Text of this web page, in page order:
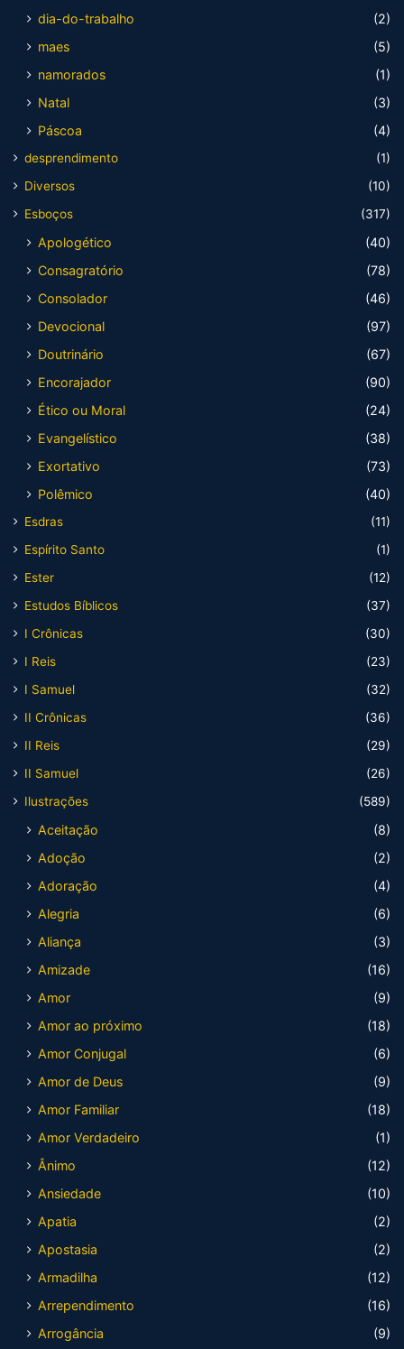
dia-do-trabalho
(2)
maes
(5)
namorados
(1)
Natal
(3)
Páscoa
(4)
desprendimento
(1)
Diversos
(10)
Esboços
(317)
Apologético
(40)
Consagratório
(78)
Consolador
(46)
Devocional
(97)
Doutrinário
(67)
Encorajador
(90)
Ético ou Moral
(24)
Evangelístico
(38)
Exortativo
(73)
Polêmico
(40)
Esdras
(11)
Espírito Santo
(1)
Ester
(12)
Estudos Bíblicos
(37)
I Crônicas
(30)
I Reis
(23)
I Samuel
(32)
II Crônicas
(36)
II Reis
(29)
II Samuel
(26)
Ilustrações
(589)
Aceitação
(8)
Adoção
(2)
Adoração
(4)
Alegria
(6)
Aliança
(3)
Amizade
(16)
Amor
(9)
Amor ao próximo
(18)
Amor Conjugal
(6)
Amor de Deus
(9)
Amor Familiar
(18)
Amor Verdadeiro
(1)
Ânimo
(12)
Ansiedade
(10)
Apatia
(2)
Apostasia
(2)
Armadilha
(12)
Arrependimento
(16)
Arrogância
(9)